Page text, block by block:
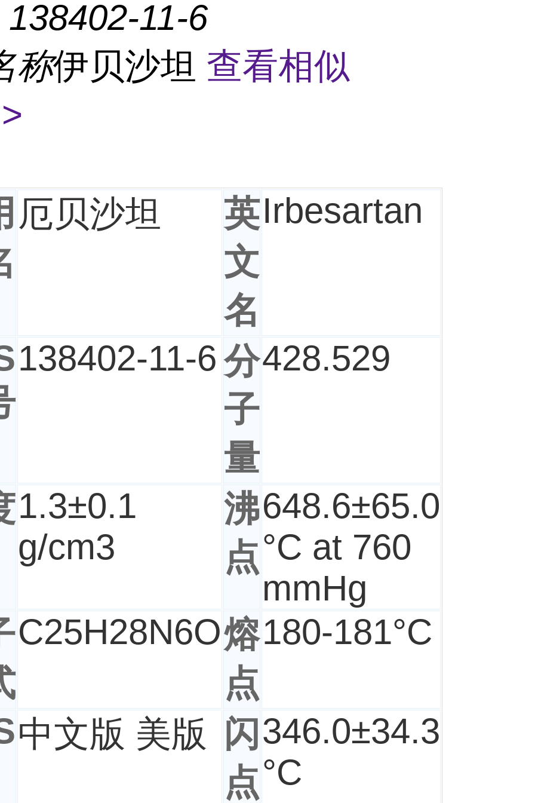
138402-11-6
称伊贝沙坦 查看相似
厄贝沙坦
英
文
名
Irbesartan
138402-11-6 分
子
量
428.529
1.3±0.1
g/cm3
沸
点
648.6±65.0
°C at 760
mmHg
C25H28N6O熔
点
180-181°C
中文版 美版 闪
点
346.0±34.3
°C